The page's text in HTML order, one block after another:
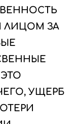
ЛИЦОМ ЗА
УЩЕРБ